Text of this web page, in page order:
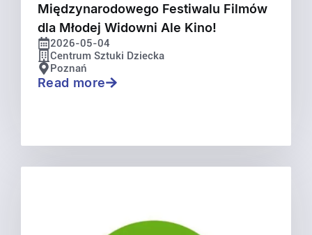
Międzynarodowego Festiwalu Filmów
dla Młodej Widowni Ale Kino!
2026-05-04
Centrum Sztuki Dziecka
Poznań
Read more